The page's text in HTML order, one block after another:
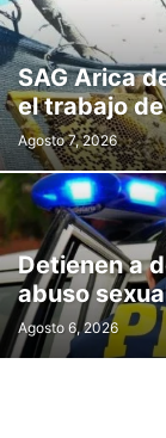
SAG Arica
el trabajo
Agosto 7, 2026
Detienen a
abuso
Agosto 6, 2026